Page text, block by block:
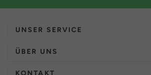
UNSER SERVICE
ÜBER UNS
KONTAKT